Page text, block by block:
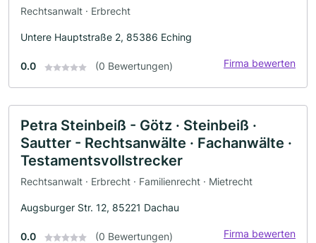
Rechtsanwalt · Erbrecht
Untere Hauptstraße 2, 85386 Eching
0.0 (0 Bewertungen) Firma bewerten
Petra Steinbeiß - Götz · Steinbeiß ·
Sautter - Rechtsanwälte · Fachanwälte ·
Testamentsvollstrecker
Rechtsanwalt · Erbrecht · Familienrecht · Mietrecht
Augsburger Str. 12, 85221 Dachau
0.0 (0 Bewertungen) Firma bewerten